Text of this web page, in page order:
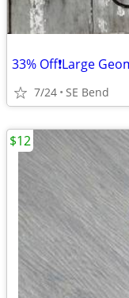
33% Off❗Large
7/24 SE Bend
$12